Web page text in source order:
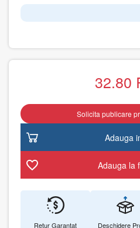
32.80
Solicita publicare
Adauga
Adauga la
Retur Garantat Deschidere